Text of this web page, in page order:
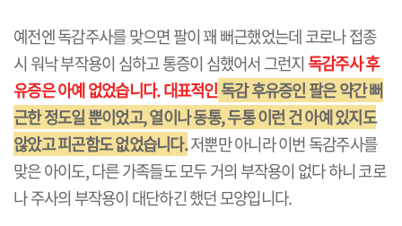
예전엔 독감주사를 맞으면 팔이 꽤 뻐근했었는데 코로나 접종
시 워낙 부작용이 심하고 통증이 심했어서 그런지 독감주사 후
유증은 아예 없었습니다. 대표적인독감 후유증인팔은 약간 뻐
근한 정도일 뿐이었고, 열이나 동통, 두통 이런 건 아예 있지도
않았고 피곤함도 없었습니다.저뿐만 아니라 이번 독감주사를
맞은 아이도, 다른 가족들도 모두 거의 부작용이 없다 하니 코로
나 주사의 부작용이 대단하긴 했던 모양입니다.